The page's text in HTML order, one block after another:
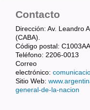
Contacto
Dirección: Av. Leandro
(CABA).
Código postal:
Teléfono: 2206-0013
Correo
electrónico:
Sitio Web:
general-de-la-nacion